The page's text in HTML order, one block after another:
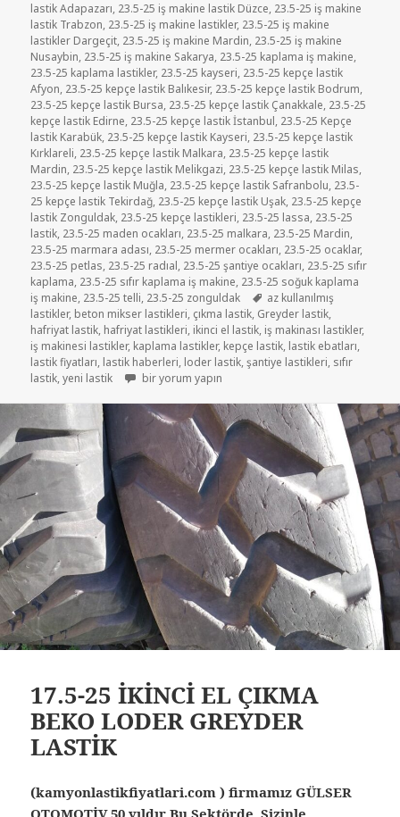
lastik Adapazarı, 23.5-25 iş makine lastik Düzce, 23.5-25 iş makine
lastik Trabzon, 23.5-25 iş makine lastikler, 23.5-25 iş makine
lastikler Dargeçit, 23.5-25 iş makine Mardin, 23.5-25 iş makine
Nusaybin, 23.5-25 iş makine Sakarya, 23.5-25 kaplama iş makine,
23.5-25 kaplama lastikler, 23.5-25 kayseri, 23.5-25 kepçe lastik
Afyon, 23.5-25 kepçe lastik Balıkesir, 23.5-25 kepçe lastik Bodrum,
23.5-25 kepçe lastik Bursa, 23.5-25 kepçe lastik Çanakkale, 23.5-25
kepçe lastik Edirne, 23.5-25 kepçe lastik İstanbul, 23.5-25 Kepçe
lastik Karabük, 23.5-25 kepçe lastik Kayseri, 23.5-25 kepçe lastik
Kırklareli, 23.5-25 kepçe lastik Malkara, 23.5-25 kepçe lastik
Mardin, 23.5-25 kepçe lastik Melikgazi, 23.5-25 kepçe lastik Milas,
23.5-25 kepçe lastik Muğla, 23.5-25 kepçe lastik Safranbolu, 23.5-
25 kepçe lastik Tekirdağ, 23.5-25 kepçe lastik Uşak, 23.5-25 kepçe
lastik Zonguldak, 23.5-25 kepçe lastikleri, 23.5-25 lassa, 23.5-25
lastik, 23.5-25 maden ocakları, 23.5-25 malkara, 23.5-25 Mardin,
23.5-25 marmara adası, 23.5-25 mermer ocakları, 23.5-25 ocaklar,
23.5-25 petlas, 23.5-25 radıal, 23.5-25 şantiye ocakları, 23.5-25 sıfır
kaplama, 23.5-25 sıfır kaplama iş makine, 23.5-25 soğuk kaplama
iş makine, 23.5-25 telli, 23.5-25 zonguldak Etiketler
az kullanılmış
lastikler, beton mikser lastikleri, çıkma lastik, Greyder lastik,
hafriyat lastik, hafriyat lastikleri, ikinci el lastik, iş makinası lastikler,
iş makinesi lastikler, kaplama lastikler, kepçe lastik, lastik ebatları,
lastik fiyatları, lastik haberleri, loder lastik,şantiye lastikleri, sıfır
lastik,yeni lastik 23.5-25 SATILIK İKİNCİ EL ÇIKMA LODER LASTİKLER
bir yorum yapın
17.5-25 İKİNCİ EL ÇIKMA
BEKO LODER GREYDER
LASTİK
(kamyonlastikfiyatlari.com ) firmamız GÜLSER